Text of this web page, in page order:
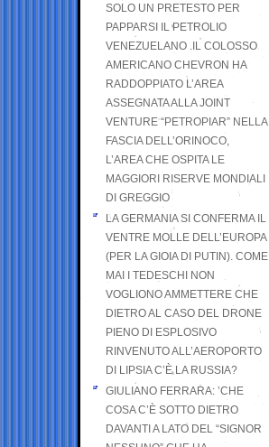
SOLO UN PRETESTO PER
PAPPARSI IL PETROLIO
VENEZUELANO .IL COLOSSO
AMERICANO CHEVRON HA
RADDOPPIATO L’AREA
ASSEGNATA ALLA JOINT
VENTURE “PETROPIAR” NELLA
FASCIA DELL’ORINOCO,
L’AREA CHE OSPITA LE
MAGGIORI RISERVE MONDIALI
DI GREGGIO
LA GERMANIA SI CONFERMA IL
VENTRE MOLLE DELL’EUROPA
(PER LA GIOIA DI PUTIN). COME
MAI I TEDESCHI NON
VOGLIONO AMMETTERE CHE
DIETRO AL CASO DEL DRONE
PIENO DI ESPLOSIVO
RINVENUTO ALL’AEROPORTO
DI LIPSIA C’È LA RUSSIA?
GIULIANO FERRARA: ’CHE
COSA C’È SOTTO DIETRO
DAVANTI A LATO DEL “SIGNOR